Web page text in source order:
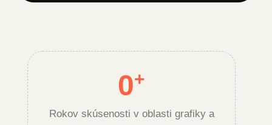
0+
Rokov skúsenosti v oblasti grafiky a